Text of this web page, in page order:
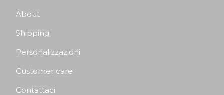
About
Shipping
Personalizzazioni
Customer care
Contattaci